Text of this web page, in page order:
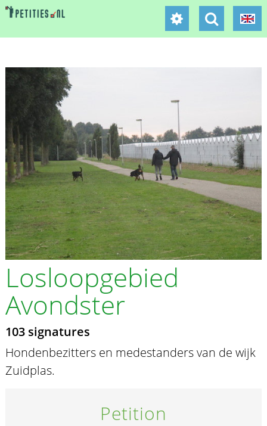
Losloopgebied
Avondster
103 signatures
Hondenbezitters en medestanders van de wijk
Zuidplas.
Petition